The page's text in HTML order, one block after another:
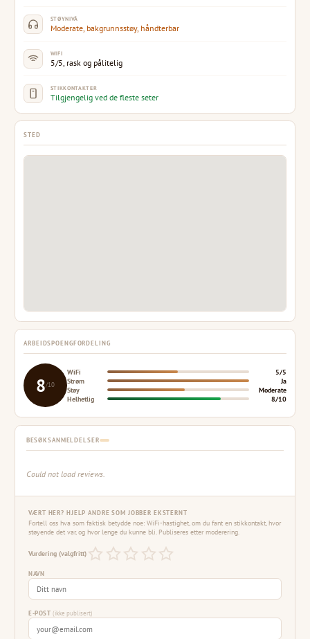
STØYNIVÅ
Moderate, bakgrunnsstøy, håndterbar
WIFI
5/5, rask og pålitelig
STIKKONTAKTER
Tilgjengelig ved de fleste seter
STED
ARBEIDSPOENGFORDELING
8/10
WiFi
5/5
Strøm
Ja
Støy
Moderate
Helhetlig
8/10
BESØKSANMELDELSER
Could not load reviews.
VÆRT HER? HJELP ANDRE SOM JOBBER EKSTERNT
Fortell oss hva som faktisk betydde noe: WiFi-hastighet, om du fant en stikkontakt, hvor
støyende det var, og hvor lenge du kunne bli. Publiseres etter moderering.
Vurdering (valgfritt)
NAVN
E-POST(ikke publisert)